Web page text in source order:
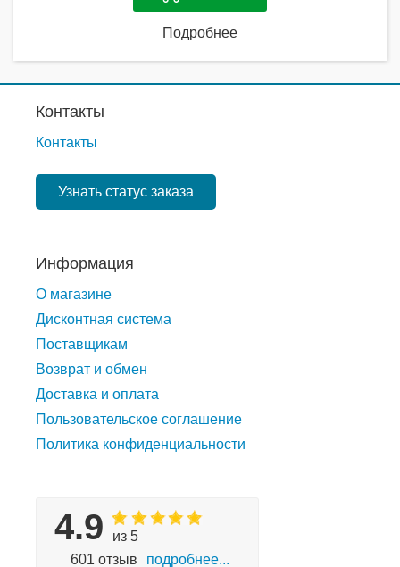
Подробнее
Контакты
Контакты
Узнать статус заказа
Информация
О магазине
Дисконтная система
Поставщикам
Возврат и обмен
Доставка и оплата
Пользовательское соглашение
Политика конфиденциальности
4.9
из 5
601 отзыв
подробнее...